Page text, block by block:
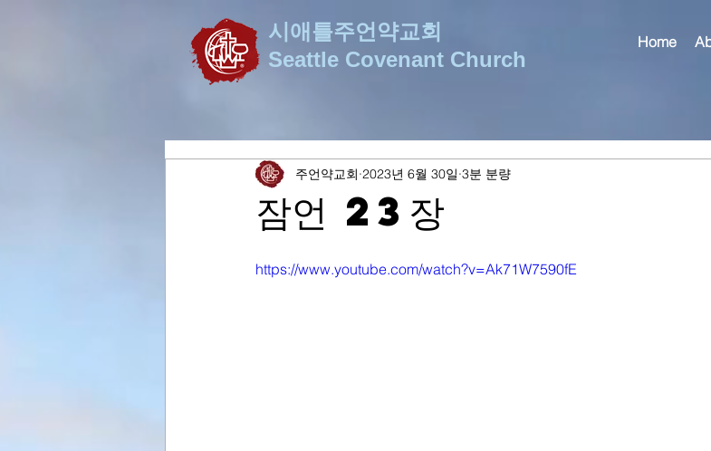
Home
시애틀주언약교회
Seattle Covenant Church
잠언 23장
주언약교회 2023년 6월 30일 3분 분량
https://www.youtube.com/watch?v=Ak71W7590fE